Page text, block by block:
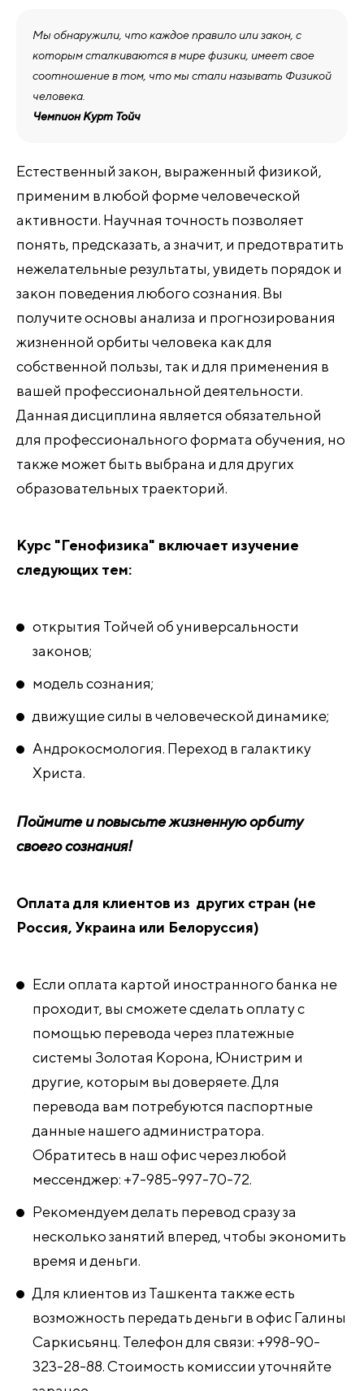
Мы обнаружили, что каждое правило или закон, с
которым сталкиваются в мире физики, имеет свое
соотношение в том, что мы стали называть Физикой
человека.
Чемпион Курт Тойч
Естественный закон, выраженный физикой,
применим в любой форме человеческой
активности. Научная точность позволяет
понять, предсказать, а значит, и предотвратить
нежелательные результаты, увидеть порядок и
закон поведения любого сознания. Вы
получите основы анализа и прогнозирования
жизненной орбиты человека как для
собственной пользы, так и для применения в
вашей профессиональной деятельности.
Данная дисциплина является обязательной
для профессионального формата обучения, но
также может быть выбрана и для других
образовательных траекторий.
Курс "Генофизика" включает изучение
следующих тем:
открытия Тойчей об универсальности
законов;
модель сознания;
движущие силы в человеческой динамике;
Андрокосмология. Переход в галактику
Христа.
Поймите и повысьте жизненную орбиту
своего сознания!
Оплата для клиентов из других стран (не
Россия, Украина или Белоруссия)
Если оплата картой иностранного банка не
проходит, вы сможете сделать оплату с
помощью перевода через платежные
системы Золотая Корона, Юнистрим и
другие, которым вы доверяете. Для
перевода вам потребуются паспортные
данные нашего администратора.
Обратитесь в наш офис через любой
мессенджер: +7-985-997-70-72.
Рекомендуем делать перевод сразу за
несколько занятий вперед, чтобы экономить
время и деньги.
Для клиентов из Ташкента также есть
возможность передать деньги в офис Галины
Саркисьянц. Телефон для связи: +998-90-
323-28-88. Стоимость комиссии уточняйте